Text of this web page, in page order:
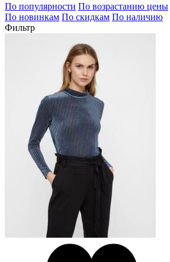
По популярности По возрастанию цены
По новинкам По скидкам По наличию
Фильтр